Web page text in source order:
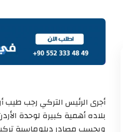
أجرى الرئيس التركي رجب طيب
بلاده أهمية كبيرة لوحدة
وبحسب مصادر دبلوماسية